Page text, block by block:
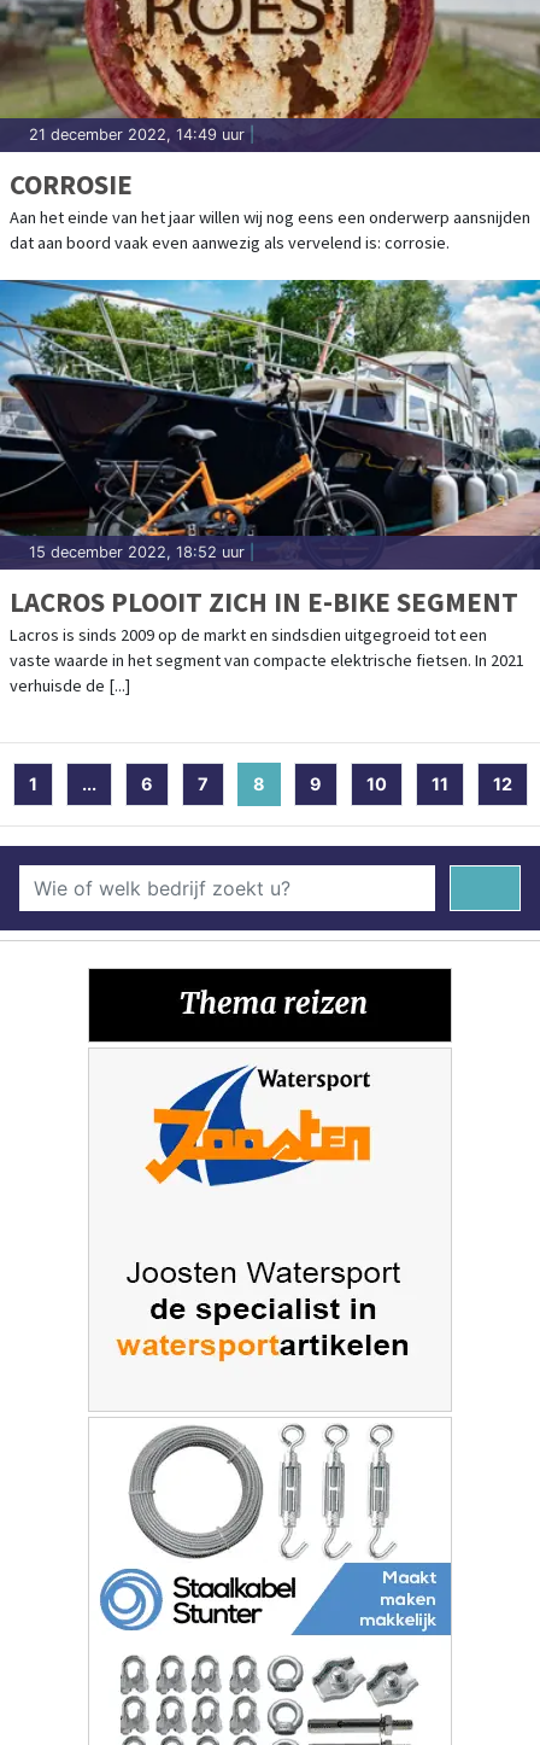
21 december 2022, 14:49 uur
CORROSIE
Aan het einde van het jaar willen wij nog eens een onderwerp aansnijden
dat aan boord vaak even aanwezig als vervelend is: corrosie.
15 december 2022, 18:52 uur
LACROS PLOOIT ZICH IN E-BIKE SEGMENT
Lacros is sinds 2009 op de markt en sindsdien uitgegroeid tot een
vaste waarde in het segment van compacte elektrische fietsen. In 2021
verhuisde de [...]
1 ... 6 7 8 (current)
9 10 11 12